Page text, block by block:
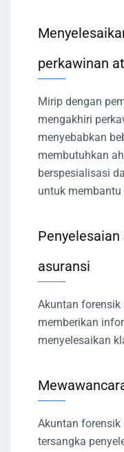
perkawinan
Mirip dengan
mengakhiri
menyebabkan
membutuhkan
berspesialisasi
untuk
asuransi
Akuntan
memberikan
menyelesaikan
Akuntan
tersangka